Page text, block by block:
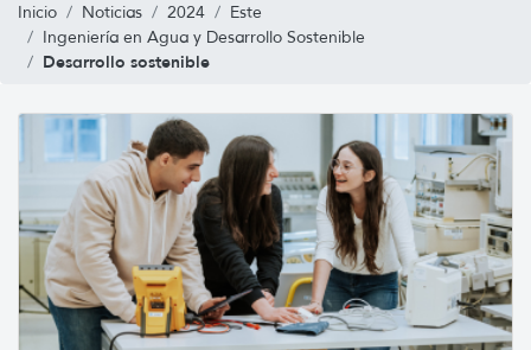
Inicio Noticias 2024
Este
Ingeniería en Agua y Desarrollo Sostenible
Desarrollo sostenible